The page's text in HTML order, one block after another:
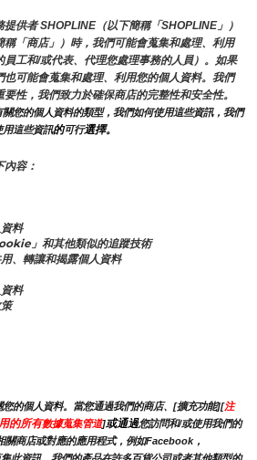
供者 SHOPLINE（以下簡稱「SHOPLINE」）
「商店」）時，我們可能會蒐集和處理、利用
工和/或代表、代理您處理事務的人員）。如果
可能會蒐集和處理、利用您的個人資料。我們
性，我們致力於確保商店的完整性和安全性。
您的個人資料的類型，我們如何使用這些資訊，我們
用這些資訊的可行選擇。
容：
料
」和其他類似的追蹤技術
、轉讓和揭露個人資料
料
的個人資料。當您通過我們的商店、[擴充功能][注
的所有數據蒐集管道]或通過您訪問和/或使用我們的
關商店或對應的應用程式，例如Facebook，